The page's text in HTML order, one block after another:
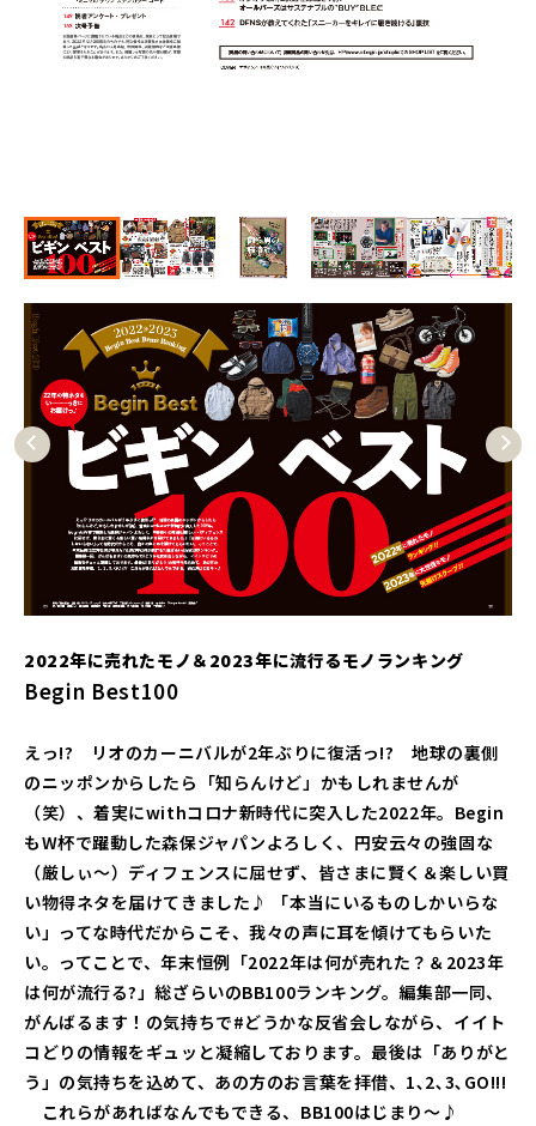
Pre
vio
2022年に売れたモノ＆2023年に流行るモノランキング
Begin Best100
えっ!? リオのカーニバルが2年ぶりに復活っ!? 地球の裏側
のニッポンからしたら「知らんけど」かもしれませんが
（笑）、着実にwithコロナ新時代に突入した2022年。Begin
もW杯で躍動した森保ジャパンよろしく、円安云々の強固な
（厳しぃ～）ディフェンスに屈せず、皆さまに賢く＆楽しい買
い物得ネタを届けてきました♪ 「本当にいるものしかいらな
い」ってな時代だからこそ、我々の声に耳を傾けてもらいた
い。ってことで、年末恒例「2022年は何が売れた？＆2023年
は何が流行る?」総ざらいのBB100ランキング。編集部一同、
がんばるます！の気持ちで#どうかな反省会しながら、イイト
コどりの情報をギュッと凝縮しております。最後は「ありがと
う」の気持ちを込めて、あの方のお言葉を拝借、1､2､3､GO!!!
これらがあればなんでもできる、BB100はじまり～♪
Begin Best100
闘う男の腕時計
闘う男の腕時計
美ジネスマナー攻略読本
美ジネスマナー攻略読本
Nex
t